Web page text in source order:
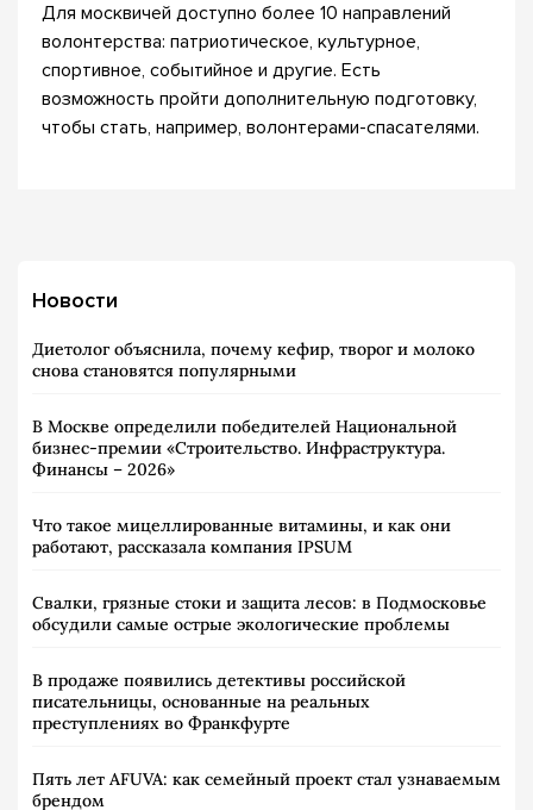
Для москвичей доступно более 10 направлений
волонтерства: патриотическое, культурное,
спортивное, событийное и другие. Есть
возможность пройти дополнительную подготовку,
чтобы стать, например, волонтерами-спасателями.
Новости
Диетолог объяснила, почему кефир, творог и молоко
снова становятся популярными
В Москве определили победителей Национальной
бизнес-премии «Строительство. Инфраструктура.
Финансы – 2026»
Что такое мицеллированные витамины, и как они
работают, рассказала компания IPSUM
Свалки, грязные стоки и защита лесов: в Подмосковье
обсудили самые острые экологические проблемы
В продаже появились детективы российской
писательницы, основанные на реальных
преступлениях во Франкфурте
Пять лет AFUVA: как семейный проект стал узнаваемым
брендом